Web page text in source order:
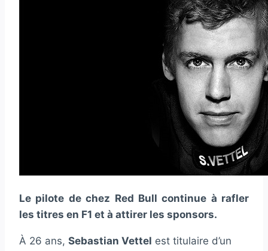
Le pilote de chez Red Bull continue à rafler
les titres en F1 et à attirer les sponsors.
À 26 ans, Sebastian Vettel est titulaire d’un